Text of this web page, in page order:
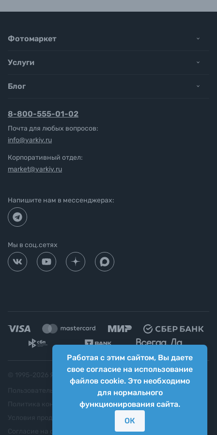
Работая с этим сайтом, Вы даете
свое согласие на использование
файлов cookie. Это необходимо
для нормального
функционирования сайта.
ОК
Фотомаркет
Услуги
Блог
8-800-555-01-02
Почта для любых вопросов:
info@yarkiy.ru
Корпоративный отдел:
market@yarkiy.ru
Напишите нам в мессенджерах:
Мы в соц.сетях
Яркий фотомаркет ("Яркий Мир")
Пользовательское соглашение
Политика конфиденциальности
Согласие на обработку персональных данных